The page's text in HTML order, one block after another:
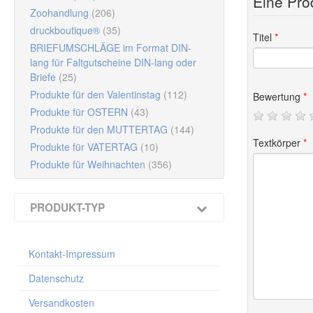
Zoohandlung (206)
druckboutique® (35)
BRIEFUMSCHLÄGE im Format DIN-
lang für Faltgutscheine DIN-lang oder
Briefe (25)
Produkte für den Valentinstag (112)
Produkte für OSTERN (43)
Produkte für den MUTTERTAG (144)
Produkte für VATERTAG (10)
Produkte für Weihnachten (356)
PRODUKT-TYP
Riesen-Faltherz Gutscheine
Kuverts für Multicolor-Gutscheine 190 x
Kofferanhänger
Kontakt-Impressum
Datenschutz
Versandkosten
Multicolor-
Begeistern
Wirkung.
veredelt
zum Schutz
Die
Dank
Muster
Hinweis: Die
Ihr
Titel*
Bewertung*
Textkörper*